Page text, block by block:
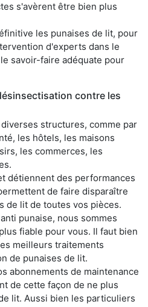
s'avèrent être bien plus
les punaises de lit, pour
d'experts dans le
savoir-faire adéquate pour
contre les
structures, comme par
les hôtels, les maisons
les commerces, les
détiennent des performances
de faire disparaître
de lit de toutes vos pièces.
punaise, nous sommes
fiable pour vous. Il faut bien
meilleurs traitements
de punaises de lit.
abonnements de maintenance
de cette façon de ne plus
lit. Aussi bien les particuliers